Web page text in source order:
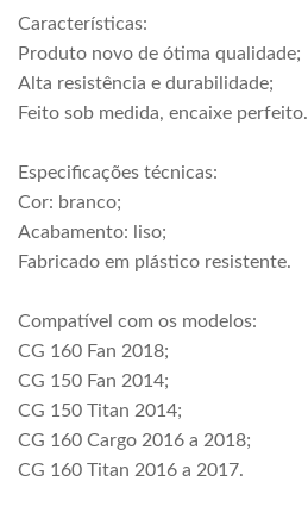
Características:
Produto novo de ótima qualidade;
Alta resistência e durabilidade;
Feito sob medida, encaixe perfeito.
Especificações técnicas:
Cor: branco;
Acabamento: liso;
Fabricado em plástico resistente.
Compatível com os modelos:
CG 160 Fan 2018;
CG 150 Fan 2014;
CG 150 Titan 2014;
CG 160 Cargo 2016 a 2018;
CG 160 Titan 2016 a 2017.